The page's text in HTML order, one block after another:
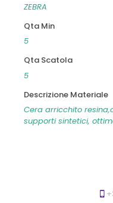
ZEBRA
Qta Min
5
Qta Scatola
5
Descrizione Materiale
Cera arricchito
supporti sintetici,